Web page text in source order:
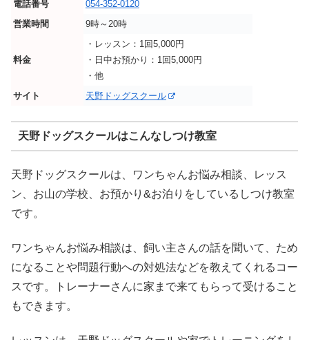
電話番号
054-352-0120
営業時間
9時～20時
料金
・レッスン：1回5,000円
・日中お預かり：1回5,000円
・他
サイト
天野ドッグスクール
天野ドッグスクールはこんなしつけ教室
天野ドッグスクールは、ワンちゃんお悩み相談、レッス
ン、お山の学校、お預かり&お泊りをしているしつけ教室
です。
ワンちゃんお悩み相談は、飼い主さんの話を聞いて、ため
になることや問題行動への対処法などを教えてくれるコー
スです。トレーナーさんに家まで来てもらって受けること
もできます。